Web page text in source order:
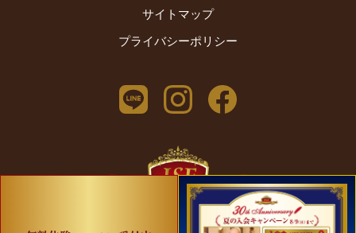
サイトマップ
プライバシーポリシー
2024 © International School of English